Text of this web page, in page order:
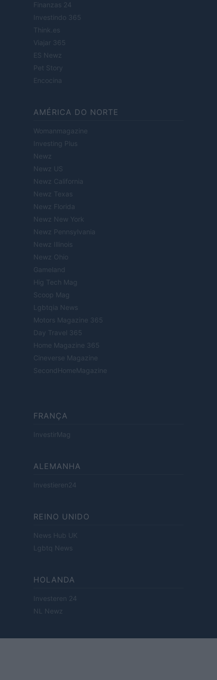
Finanzas 24
Investindo 365
Think.es
Viajar 365
ES Newz
Pet Story
Encocina
AMÉRICA DO NORTE
Womanmagazine
Investing Plus
Newz
Newz US
Newz California
Newz Texas
Newz Florida
Newz New York
Newz Pennsylvania
Newz Illinois
Newz Ohio
Gameland
Hig Tech Mag
Scoop Mag
Lgbtqia News
Motors Magazine 365
Day Travel 365
Home Magazine 365
Cineverse Magazine
SecondHomeMagazine
FRANÇA
InvestirMag
ALEMANHA
Investieren24
REINO UNIDO
News Hub UK
Lgbtq News
HOLANDA
Investeren 24
NL Newz